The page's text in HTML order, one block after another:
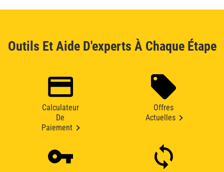
Outils Et Aide D'experts À Chaque Étape
Calculateur
De
Paiement
Offres
Actuelles